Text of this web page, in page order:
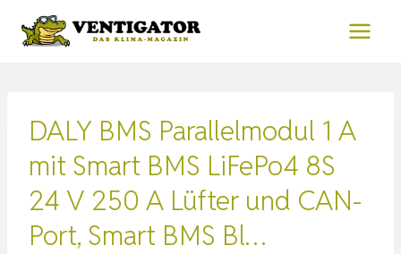
Inhalt
DALY BMS Parallelmodul 1 A
mit Smart BMS LiFePo4 8S
24 V 250 A Lüfter und CAN-
Port, Smart BMS Bl…